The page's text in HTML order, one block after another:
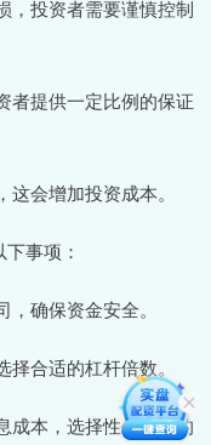
，投资者需要谨慎控制
者提供一定比例的保证
会增加投资成本。
事项：
确保资金安全。
合适的杠杆倍数。
成本，选择性价比高的